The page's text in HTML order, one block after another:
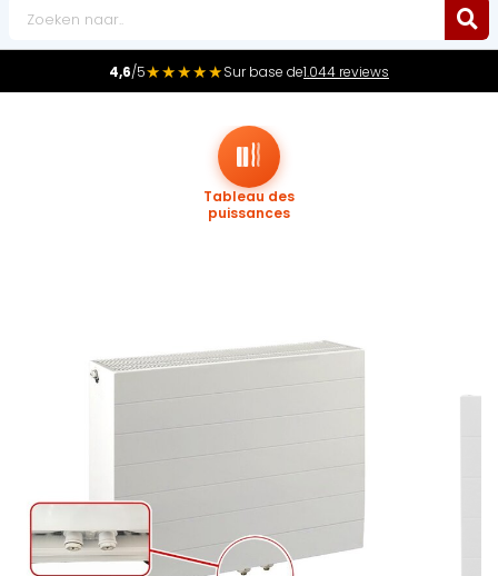
4,6/5★★★★★Sur base de1.044 reviews
Tableau des
puissances